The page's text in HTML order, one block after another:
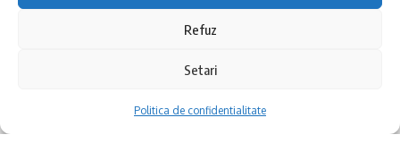
Refuz
Setari
Politica de confidentialitate
FRUMOASE POVEȘTI.